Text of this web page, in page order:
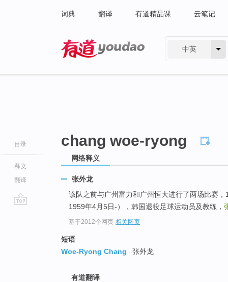
词典 翻译 有道精品课 云笔记
中英
目录
释义
翻译
chang woe-ryong
网络释义
张外龙
该队之前与广州富力和广州恒大进行了两场比赛
1959年4月5日-），韩国退役足球运动员及教练，
基于2012个网页-相关网页
短语
Woe-Ryong Chang
张外龙
有道翻译